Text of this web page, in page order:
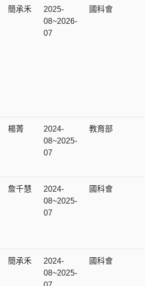
簡承禾
2025-
08~2026-
07
國科會
楊菁
2024-
08~2025-
07
教育部
詹千慧
2024-
08~2025-
07
國科會
簡承禾
2024-
08~2025-
國科會